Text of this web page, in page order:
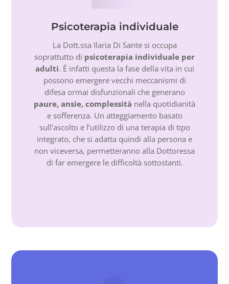
Psicoterapia individuale
La Dott.ssa Ilaria Di Sante si occupa
soprattutto di psicoterapia individuale per
adulti. È infatti questa la fase della vita in cui
possono emergere vecchi meccanismi di
difesa ormai disfunzionali che generano
paure, ansie, complessità nella quotidianità
e sofferenza. Un atteggiamento basato
sull’ascolto e l’utilizzo di una terapia di tipo
integrato, che si adatta quindi alla persona e
non viceversa, permetteranno alla Dottoressa
di far emergere le difficoltà sottostanti.